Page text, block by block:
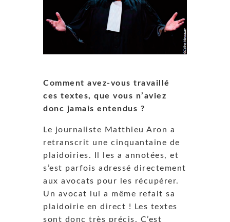
Comment avez-vous travaillé
ces textes, que vous n’aviez
donc jamais entendus ?
Le journaliste Matthieu Aron a
retranscrit une cinquantaine de
plaidoiries. Il les a annotées, et
s’est parfois adressé directement
aux avocats pour les récupérer.
Un avocat lui a même refait sa
plaidoirie en direct ! Les textes
sont donc très précis. C’est